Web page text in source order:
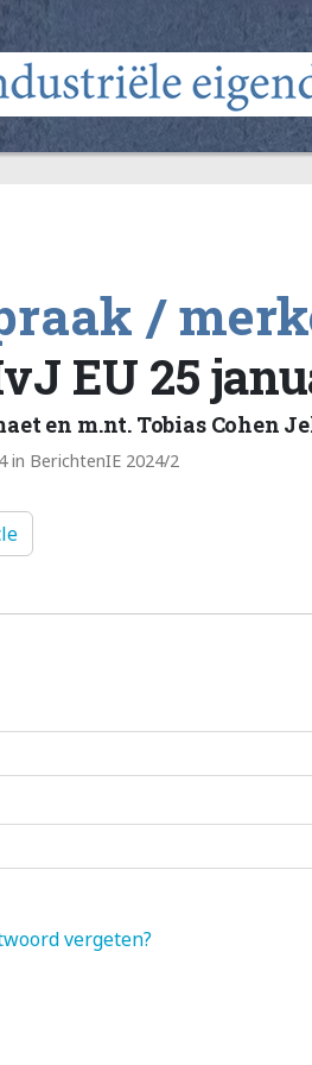
/
EU 25
en m.nt. Tobias Cohen
in BerichtenIE 2024/2
vergeten?